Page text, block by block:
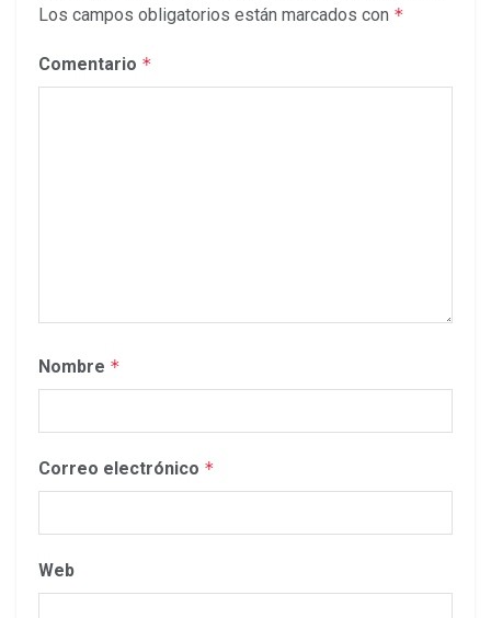
Los campos obligatorios están marcados con *
Comentario *
Nombre *
Correo electrónico *
Web